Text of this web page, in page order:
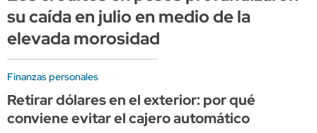
su caída en julio en medio de la
elevada morosidad
Finanzas personales
Retirar dólares en el exterior: por qué
conviene evitar el cajero automático